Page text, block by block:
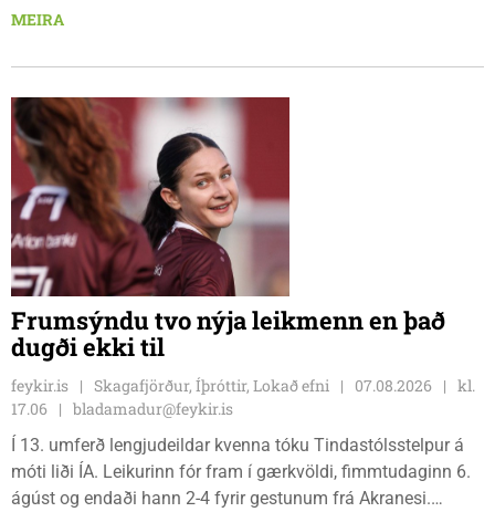
Reynismönnum á topp deildarinnar en Stólunum í annað
leiknum.
MEIRA
Frumsýndu tvo nýja leikmenn en það
dugði ekki til
feykir.is Skagafjörður, Íþróttir, Lokað efni 07.08.2026
kl.
17.06
bladamadur@feykir.is
Í 13. umferð lengjudeildar kvenna tóku Tindastólsstelpur á
móti liði ÍA. Leikurinn fór fram í gærkvöldi, fimmtudaginn 6.
ágúst og endaði hann 2-4 fyrir gestunum frá Akranesi.